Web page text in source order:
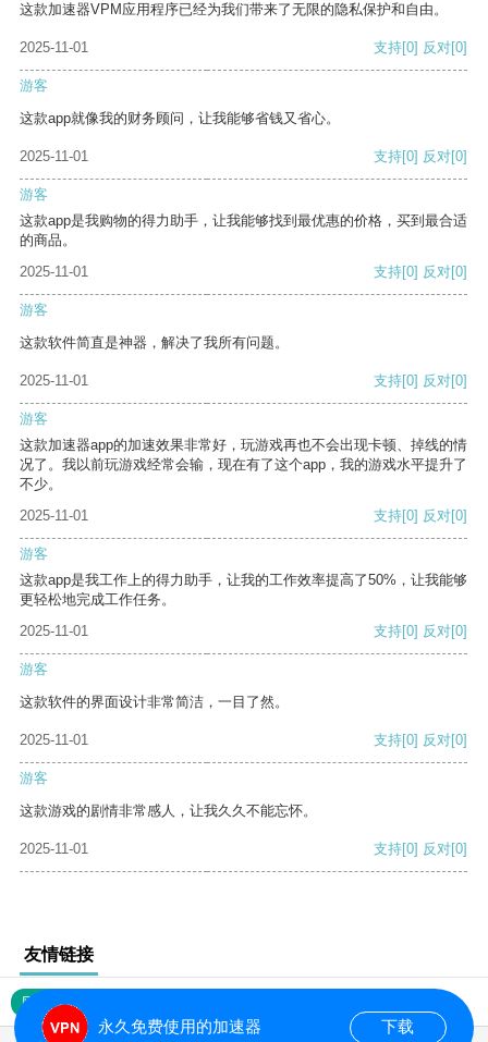
这款加速器VPM应用程序已经为我们带来了无限的隐私保护和自由。
2025-11-01 支持[0] 反对[0]
游客
这款app就像我的财务顾问，让我能够省钱又省心。
2025-11-01 支持[0] 反对[0]
游客
这款app是我购物的得力助手，让我能够找到最优惠的价格，买到最合适
的商品。
2025-11-01
支持[0] 反对[0]
游客
这款软件简直是神器，解决了我所有问题。
2025-11-01 支持[0] 反对[0]
游客
这款加速器app的加速效果非常好，玩游戏再也不会出现卡顿、掉线的情
况了。我以前玩游戏经常会输，现在有了这个app，我的游戏水平提升了
不少。
2025-11-01
支持[0] 反对[0]
游客
这款app是我工作上的得力助手，让我的工作效率提高了50%，让我能够
更轻松地完成工作任务。
2025-11-01
支持[0] 反对[0]
游客
这款软件的界面设计非常简洁，一目了然。
2025-11-01 支持[0] 反对[0]
游客
这款游戏的剧情非常感人，让我久久不能忘怀。
2025-11-01 支持[0] 反对[0]
友情链接
网站地图
永久免费使用的加速器 下载